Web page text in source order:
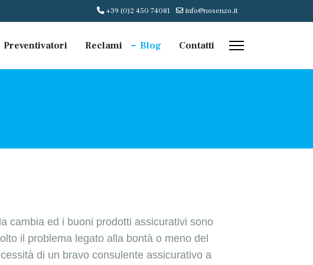
+39 (0)2 450 74081 info@nosenzo.it
Preventivatori Reclami Blog Contatti
cambia ed i buoni prodotti assicurativi sono
il problema legato alla bontà o meno del
di un bravo consulente assicurativo a